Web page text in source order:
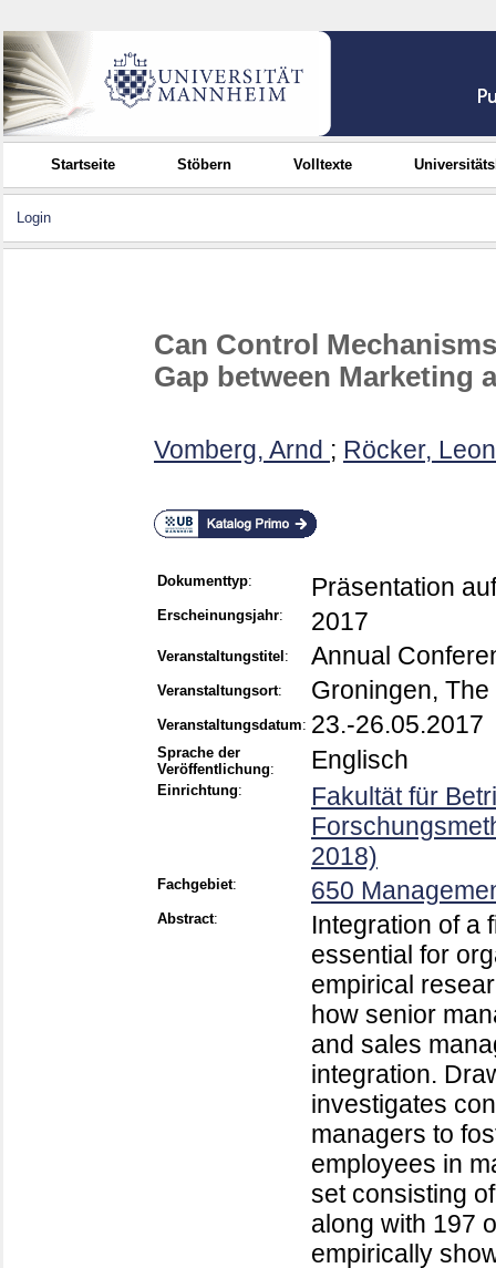
Startseite Stöbern Volltexte
Login
Can Control
Gap between Marketing
Vomberg, Arnd ; Röcker,
Dokumenttyp: Präsentation
Erscheinungsjahr: 2017
Veranstaltungstitel : Annual
Veranstaltungsort: Groningen,
Veranstaltungsdatum: 23.-26.05.2017
Sprache der
Veröffentlichung: Englisch
Einrichtung:
Fakultät für
2018)
Fachgebiet: 650
Abstract:
Integration of a
essential for
empirical
how senior
and sales
integration.
investigates
managers to
employees in
set consisting
along with 197
empirically